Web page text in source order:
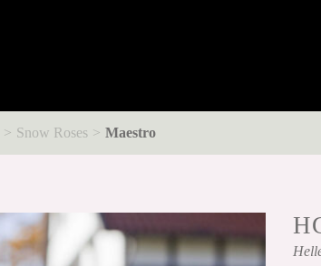
Snow Roses Maestro